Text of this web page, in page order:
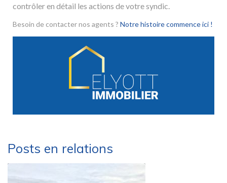
contrôler en détail les actions de votre syndic.
Besoin de contacter nos agents ? Notre histoire commence ici !
Posts en relations